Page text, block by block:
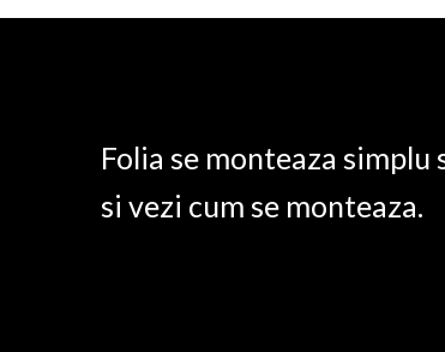
Folia se monteaza
si vezi cum se monteaza.